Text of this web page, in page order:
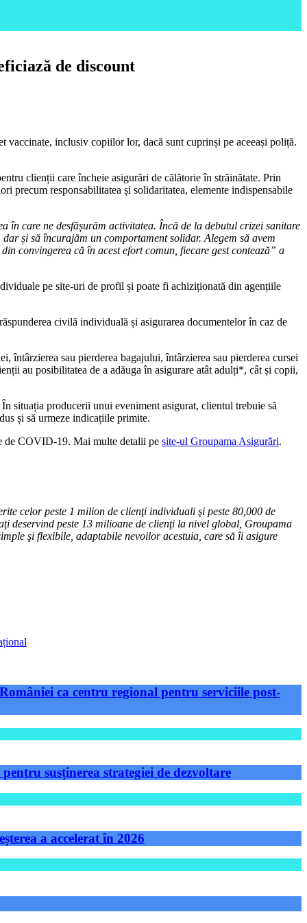
de discount
inclusiv copiilor lor, dacă sunt cuprinși pe aceeași poliță.
clienții care încheie asigurări de călătorie în străinătate. Prin
precum responsabilitatea și solidaritatea, elemente indispensabile
în care ne desfășurăm activitatea. Încă de la debutul crizei sanitare
și să încurajăm un comportament solidar. Alegem să avem
convingerea că în acest efort comun, fiecare gest contează” a
pe site-uri de profil și poate fi achiziționată din agențiile
civilă individuală și asigurarea documentelor în caz de
întârzierea sau pierderea bagajului, întârzierea sau pierderea cursei
au posibilitatea de a adăuga în asigurare atât adulți*, cât și copii,
situația producerii unui eveniment asigurat, clientul trebuie să
și să urmeze indicațiile primite.
de COVID-19. Mai multe detalii pe site-ul Groupama Asigurări.
celor peste 1 milion de clienţi individuali şi peste 80,000 de
deservind peste 13 milioane de clienţi la nivel global, Groupama
şi flexibile, adaptabile nevoilor acestuia, care să îi asigure
ca centru regional pentru serviciile post-
susținerea strategiei de dezvoltare
a accelerat în 2026